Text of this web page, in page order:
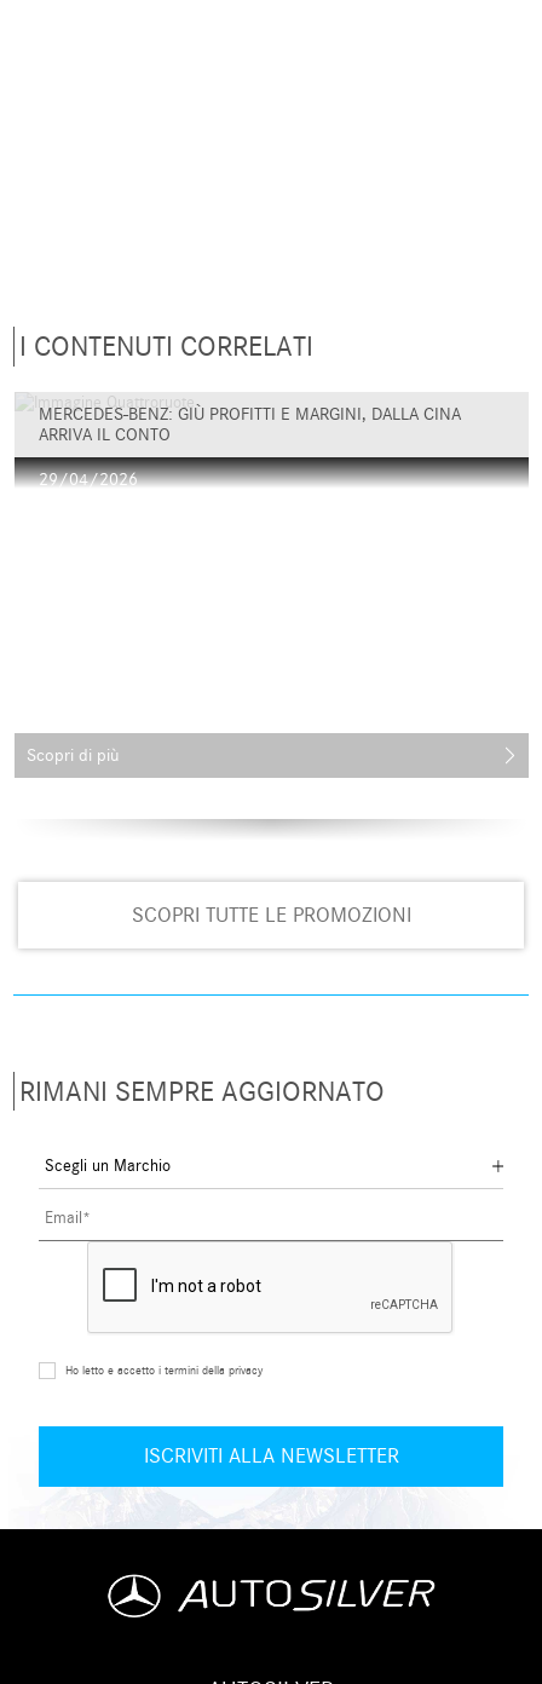
I CONTENUTI CORRELATI
MERCEDES-BENZ: GIÙ PROFITTI E MARGINI, DALLA CINA
ARRIVA IL CONTO
29/04/2026
Scopri di più
SCOPRI TUTTE LE PROMOZIONI
RIMANI SEMPRE AGGIORNATO
Ho letto e accetto i termini della privacy